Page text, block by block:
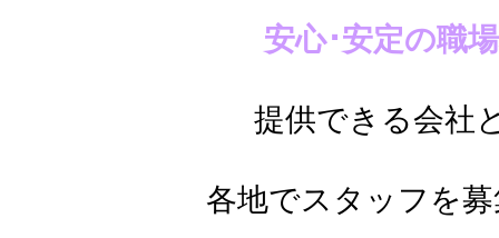
安心･安定の職
提供できる会社
各地でスタッフを